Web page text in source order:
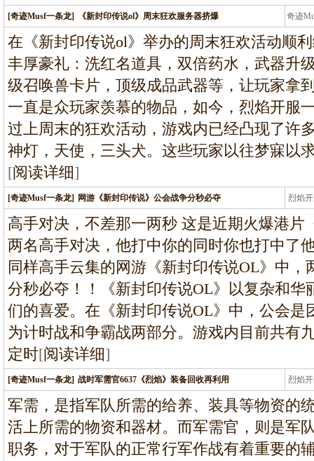
[奇迹Musf一条龙] 《新封印传说ol》周末狂欢服务器挤爆 奇迹
条
在《新封印传说ol》举办的周末狂欢活动顺
丰厚豪礼：洗红名道具，双倍药水，武器升
级召唤兽卡片，顶级成品武器等，让玩家拿
一直是众玩家羡慕的物品，如今，烈焰开服
过上周末的狂欢活动，游戏内已经凸现了许
神灯，天使，三头犬。这些玩家以往梦寐以
[阅读详细]
[奇迹Musf一条龙] 网游《新封印传说》公会战争分秒必夺 烈焰
龙
高手对决，不差那一两秒 这是近期火爆港片
两名高手对决，他打中你的同时你也打中了
同样高手云集的网游《新封印传说OL》中
分秒必夺！！《新封印传说OL》以复杂和华
们的喜爱。在《新封印传说OL》中，公会是
为计时战和争霸战两部分。游戏内目前共有
定时[阅读详细]
[奇迹Musf一条龙] 战时军需官6637《烈焰》装备回收再利用 烈焰
龙
军需，是指军队所需的给养、装具等物资的
活上所需的物资和器材。而军需官，则是军
职务，对于军队的正常行军作战有着重要的